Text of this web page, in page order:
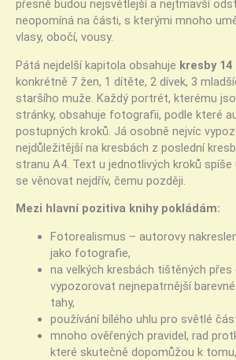
přesně budou nejsvětlejší a nejtmavší
neopomíná na části, s kterými mnoho
vlasy, obočí, vousy.
Pátá nejdelší kapitola obsahuje kresby
konkrétně 7 žen, 1 dítěte, 2 dívek, 3
staršího muže. Každý portrét, kterému
stránky, obsahuje fotografii, podle které
postupných kroků. Já osobně nejvíc
nejdůležitější na kresbách z poslední
stranu A4. Text u jednotlivých kroků spíše
se věnovat nejdřív, čemu později.
Mezi hlavní pozitiva knihy pokládám:
Fotorealismus – autorovy
jako fotografie,
na velkých kresbách tištěných
vypozorovat nejnepatrnější
tahy,
používání bílého uhlu pro světlé
mnoho ověřených pravidel, rad
které skutečně dopomůžou k